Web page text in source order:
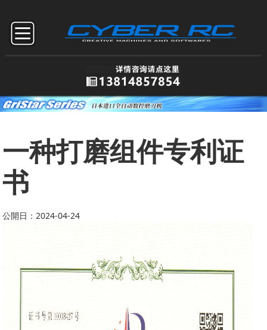
一种打磨组件专利证
书
公開日：2024-04-24